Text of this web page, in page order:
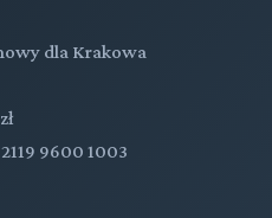
dla Krakowa
9600 1003